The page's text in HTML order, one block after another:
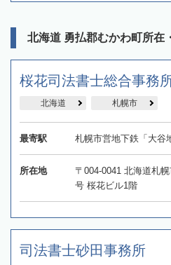
北海道 勇払郡むかわ町所在
桜花司法書士総合事務
北海道 札幌市
最寄駅 札幌市営地下鉄「大谷
所在地
〒004-0041 北海道札
号 桜花ビル1階
司法書士砂田事務所